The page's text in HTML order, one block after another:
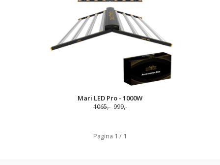
Mari LED Pro - 1000W
1065,-999,-
Pagina 1 / 1